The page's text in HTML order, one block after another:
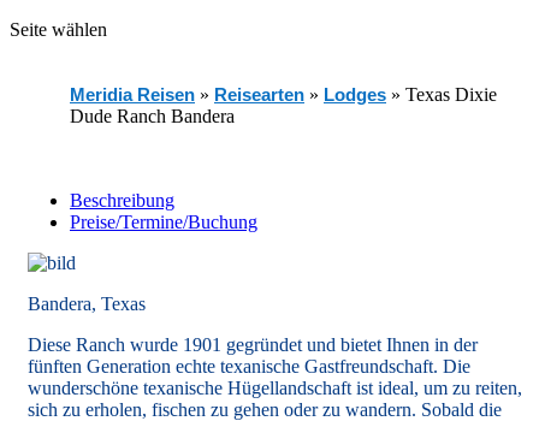
Seite wählen
Meridia Reisen » Reisearten » Lodges » Texas Dixie
Dude Ranch Bandera
Beschreibung
Preise/Termine/Buchung
Bandera, Texas
Diese Ranch wurde 1901 gegründet und bietet Ihnen in der
fünften Generation echte texanische Gastfreundschaft. Die
wunderschöne texanische Hügellandschaft ist ideal, um zu reiten,
sich zu erholen, fischen zu gehen oder zu wandern. Sobald die